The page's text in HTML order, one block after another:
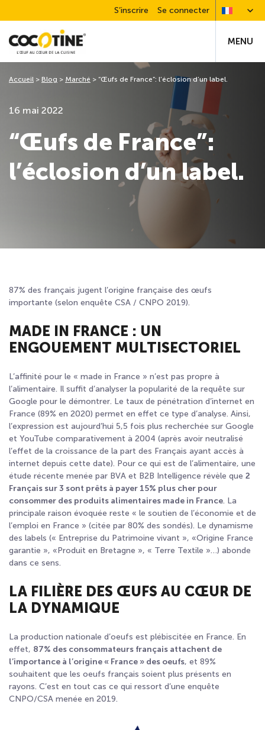
S’inscrire Se connecter
MENU
16 mai 2022
“Œufs de France”:
l’éclosion d’un label.
Accueil > Blog > Marché > “Œufs de France”: l’éclosion d’un label.
87% des français jugent l’origine française des œufs
importante (selon enquête CSA / CNPO 2019).
MADE IN FRANCE : UN
ENGOUEMENT MULTISECTORIEL
L’affinité pour le « made in France » n’est pas propre à
l’alimentaire. Il suffit d’analyser la popularité de la requête sur
Google pour le démontrer. Le taux de pénétration d’internet en
France (89% en 2020) permet en effet ce type d’analyse. Ainsi,
l’expression est aujourd’hui 5,5 fois plus recherchée sur Google
et YouTube comparativement à 2004 (après avoir neutralisé
l’effet de la croissance de la part des Français ayant accès à
internet depuis cette date). Pour ce qui est de l’alimentaire, une
étude récente menée par BVA et B2B Intelligence révèle que 2
Français sur 3 sont prêts à payer 15% plus cher pour
consommer des produits alimentaires made in France. La
principale raison évoquée reste « le soutien de l’économie et de
l’emploi en France » (citée par 80% des sondés). Le dynamisme
des labels (« Entreprise du Patrimoine vivant », «Origine France
garantie », «Produit en Bretagne », « Terre Textile »…) abonde
dans ce sens.
LA FILIÈRE DES ŒUFS AU CŒUR DE
LA DYNAMIQUE
La production nationale d’oeufs est plébiscitée en France. En
effet, 87% des consommateurs français attachent de
l’importance à l’origine « France » des oeufs, et 89%
souhaitent que les oeufs français soient plus présents en
rayons. C’est en tout cas ce qui ressort d’une enquête
CNPO/CSA menée en 2019.